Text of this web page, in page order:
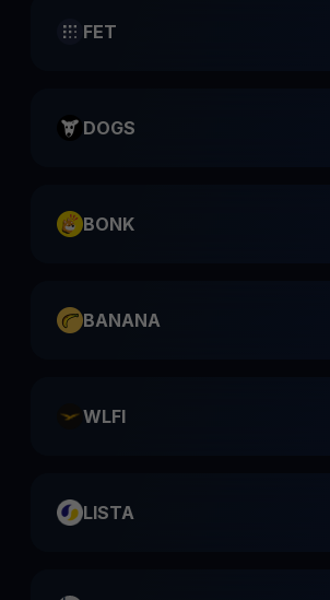
FET
DOGS
BONK
BANANA
WLFI
LISTA